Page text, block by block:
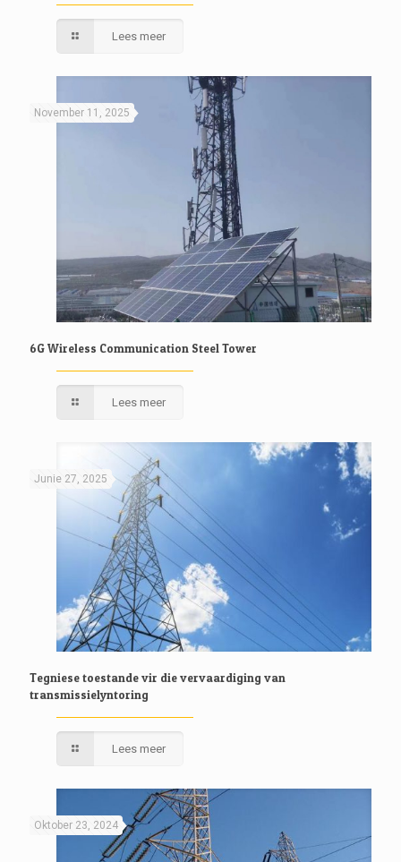
Lees meer
November 11, 2025
6G Wireless Communication Steel Tower
Lees meer
Junie 27, 2025
Tegniese toestande vir die vervaardiging van
transmissielyntoring
Lees meer
Oktober 23, 2024